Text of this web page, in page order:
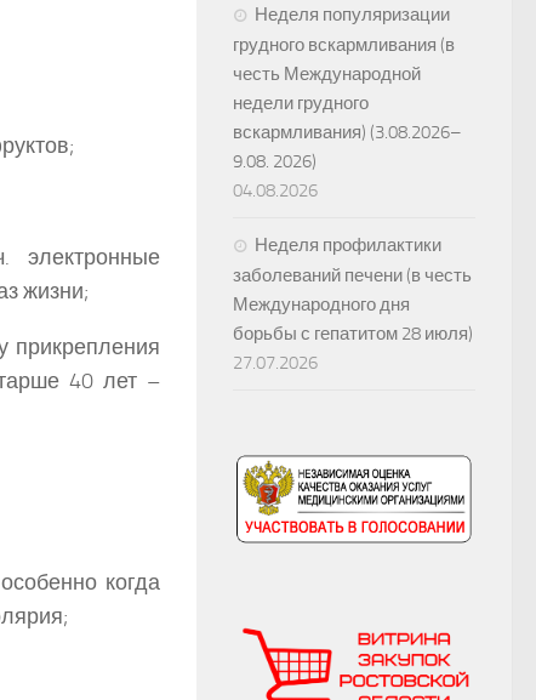
электронные
жизни;
прикрепления
40 лет –
когда
Неделя популяризации
грудного вскармливания (в
честь Международной
недели грудного
вскармливания) (3.08.2026–
9.08. 2026)
04.08.2026
Неделя профилактики
заболеваний печени (в честь
Международного дня
борьбы с гепатитом 28 июля)
27.07.2026